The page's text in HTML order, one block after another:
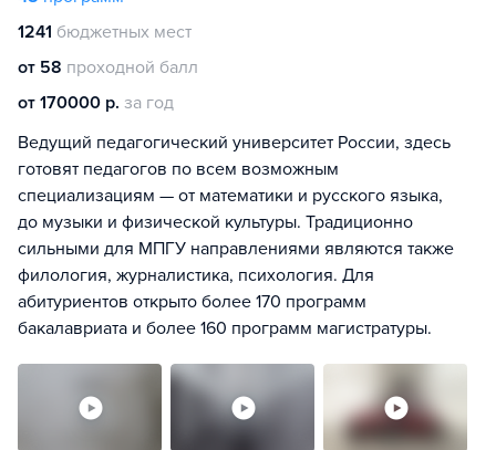
1241 бюджетных мест
от 58 проходной балл
от 170000 р. за год
Ведущий педагогический университет России, здесь
готовят педагогов по всем возможным
специализациям — от математики и русского языка,
до музыки и физической культуры. Традиционно
сильными для МПГУ направлениями являются также
филология, журналистика, психология. Для
абитуриентов открыто более 170 программ
бакалавриата и более 160 программ магистратуры.